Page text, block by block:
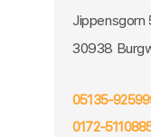
Jippensgorn
30938
05135-
0172-